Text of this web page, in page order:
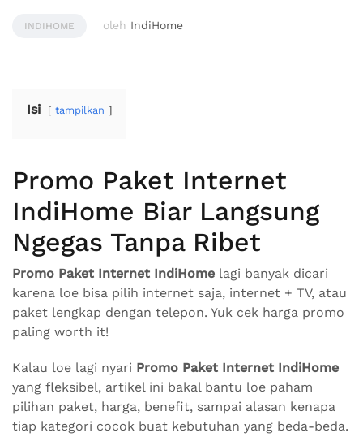
INDIHOME oleh IndiHome
Isi tampilkan
Promo Paket Internet
IndiHome Biar Langsung
Ngegas Tanpa Ribet
Promo Paket Internet IndiHome lagi banyak dicari
karena loe bisa pilih internet saja, internet + TV, atau
paket lengkap dengan telepon. Yuk cek harga promo
paling worth it!
Kalau loe lagi nyari Promo Paket Internet IndiHome
yang fleksibel, artikel ini bakal bantu loe paham
pilihan paket, harga, benefit, sampai alasan kenapa
tiap kategori cocok buat kebutuhan yang beda-beda.